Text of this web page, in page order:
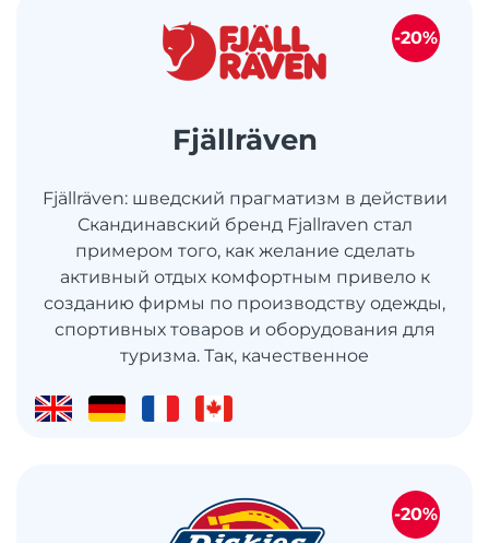
Fjällräven
Fjällräven: шведский прагматизм в действии
Скандинавский бренд Fjallraven стал
примером того, как желание сделать
активный отдых комфортным привело к
созданию фирмы по производству одежды,
спортивных товаров и оборудования для
туризма. Так, качественное
-20%
-20%